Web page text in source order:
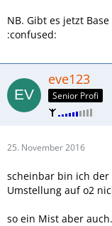
NB. Gibt es jetzt
:confused:
eve123
Senior Profi
25. November 2016
scheinbar bin ich
Umstellung auf o2
so ein Mist aber auch.